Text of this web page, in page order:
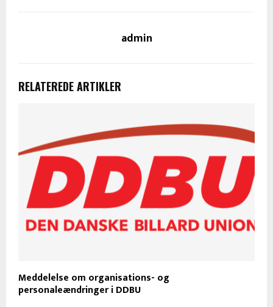
admin
RELATEREDE ARTIKLER
Meddelelse om organisations- og
personaleændringer i DDBU